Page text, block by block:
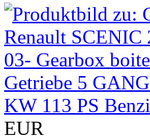
Getriebe 5
KW 113 PS
EUR